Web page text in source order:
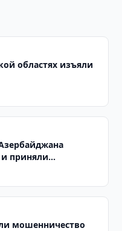
областях изъяли
и приняли
мошенничество